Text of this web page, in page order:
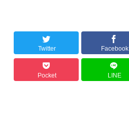
Twitter Facebook
Pocket LINE